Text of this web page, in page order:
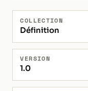
COLLECTION
Définition
VERSION
1.0